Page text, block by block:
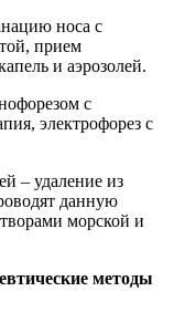
носа с
прием
и аэрозолей.
с
электрофорез с
– удаление из
данную
морской и
методы